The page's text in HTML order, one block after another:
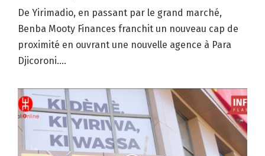
De Yirimadio, en passant par le grand marché,
Benba Mooty Finances franchit un nouveau cap de
proximité en ouvrant une nouvelle agence à Para
Djicoroni....